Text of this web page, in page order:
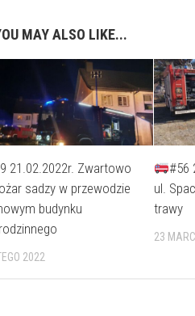
MAY ALSO LIKE...
21.02.2022r. Zwartowo
sadzy w przewodzie
budynku
2022
#56
ul.
trawy
23